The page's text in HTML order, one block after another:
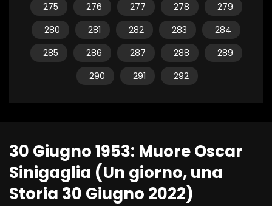
275
276 277 278
279
280
281 282 283
284
285
286 287 288
289
290
291 292
30 Giugno 1953: Muore Oscar
Sinigaglia (Un giorno, una
Storia 30 Giugno 2022)